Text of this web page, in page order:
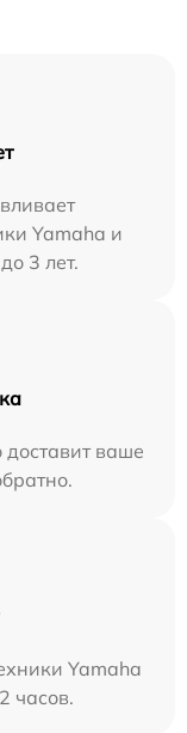
Yamaha и
3 лет.
ваше
Yamaha
часов.